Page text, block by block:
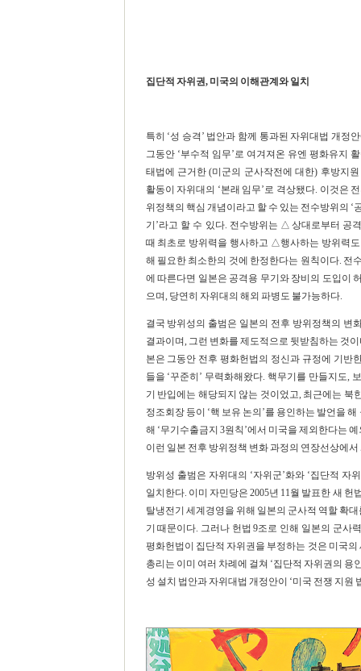
집단적 자위권, 미국의 이해관계와 일치
특히 ‘성 승격’ 법안과 함께 통과된 자위대법 개정
그동안 ‘부수적 임무’로 여겨져온 유엔 평화유지
태법에 근거한 (미군의 군사작전에 대한) 후방지
활동이 자위대의 ‘본래 임무’로 격상됐다. 이것은
위정책의 핵심 개념이라고 할 수 있는 전수방위의 ‘
기’라고 할 수 있다. 전수방위는 △상대로부터 공
때 최초로 방위력을 행사하고 △행사하는 방위력
해 필요한 최소한의 것에 한정한다는 원칙이다. 전
에 따른다면 일본은 공격용 무기와 장비의 도입이
으며, 당연히 자위대의 해외 파병도 불가능하다.
결국 방위성의 출범은 일본의 전후 방위정책의 변
결과이며, 그런 변화를 제도적으로 뒷받침하는 것이
본은 그동안 전후 평화헌법의 정신과 규정에 기반
들을 ‘꾸준히’ 무력화해왔다. 핵무기를 만들지도,
기 반입에는 해당되지 않는 것이었고, 최근에는 북
정조회장 등이 ‘핵 보유 논의’를 용인하는 발언을
해 ‘무기수출금지 3원칙’에서 미국을 제외한다는
이런 일본 전후 방위정책 변화 과정의 연장선상에서
방위성 출범은 자위대의 ‘자위군’화와 ‘집단적
일치한다. 이미 자민당은 2005년 11월 발표한 새
탈냉전기 세계경영을 위해 일본의 군사적 역할 확
기 때문이다. 그러나 헌법 9조로 인해 일본의 군사
평화헌법이 집단적 자위권을 부정하는 것은 미국
총리는 이미 여러 차례에 걸쳐 ‘집단적 자위권의 용
성 설치 법안과 자위대법 개정안이 ‘미국 전쟁 지원